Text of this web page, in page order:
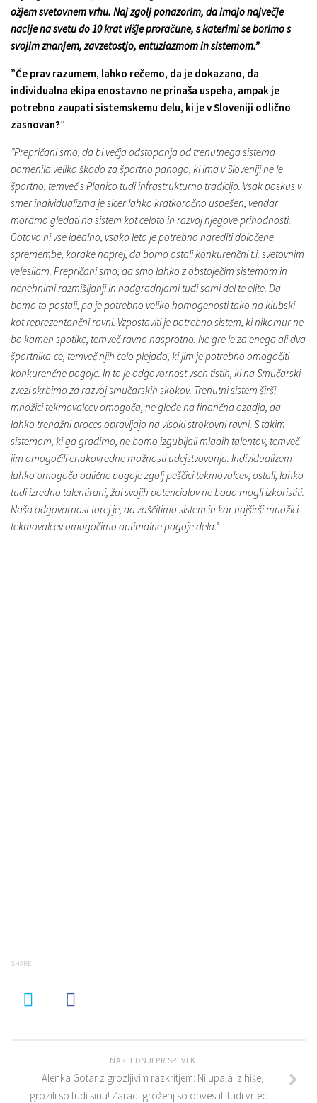
ožjem svetovnem vrhu. Naj zgolj ponazorim, da imajo največje
nacije na svetu do 10 krat višje proračune, s katerimi se borimo s
svojim znanjem, zavzetostjo, entuziazmom in sistemom.”
”Če prav razumem, lahko rečemo, da je dokazano, da
individualna ekipa enostavno ne prinaša uspeha, ampak je
potrebno zaupati sistemskemu delu, ki je v Sloveniji odlično
zasnovan?”
”Prepričani smo, da bi večja odstopanja od trenutnega sistema
pomenila veliko škodo za športno panogo, ki ima v Sloveniji ne le
športno, temveč s Planico tudi infrastrukturno tradicijo. Vsak poskus v
smer individualizma je sicer lahko kratkoročno uspešen, vendar
moramo gledati na sistem kot celoto in razvoj njegove prihodnosti.
Gotovo ni vse idealno, vsako leto je potrebno narediti določene
spremembe, korake naprej, da bomo ostali konkurenčni t.i. svetovnim
velesilam. Prepričani smo, da smo lahko z obstoječim sistemom in
nenehnimi razmišljanji in nadgradnjami tudi sami del te elite. Da
bomo to postali, pa je potrebno veliko homogenosti tako na klubski
kot reprezentančni ravni. Vzpostaviti je potrebno sistem, ki nikomur ne
bo kamen spotike, temveč ravno nasprotno. Ne gre le za enega ali dva
športnika-ce, temveč njih celo plejado, ki jim je potrebno omogočiti
konkurenčne pogoje. In to je odgovornost vseh tistih, ki na Smučarski
zvezi skrbimo za razvoj smučarskih skokov. Trenutni sistem širši
množici tekmovalcev omogoča, ne glede na finančna ozadja, da
lahko trenažni proces opravljajo na visoki strokovni ravni. S takim
sistemom, ki ga gradimo, ne bomo izgubljali mladih talentov, temveč
jim omogočili enakovredne možnosti udejstvovanja. Individualizem
lahko omogoča odlične pogoje zgolj peščici tekmovalcev, ostali, lahko
tudi izredno talentirani, žal svojih potencialov ne bodo mogli izkoristiti.
Naša odgovornost torej je, da zaščitimo sistem in kar najširši množici
tekmovalcev omogočimo optimalne pogoje dela.”
SHARE
NASLEDNJI PRISPEVEK
Alenka Gotar z grozljivim razkritjem: Ni upala iz hiše,
grozili so tudi sinu! Zaradi groženj so obvestili tudi vrtec…